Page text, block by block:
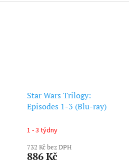
Star Wars Trilogy:
Episodes 1-3 (Blu-ray)
1 - 3 týdny
732 Kč bez DPH
886 Kč